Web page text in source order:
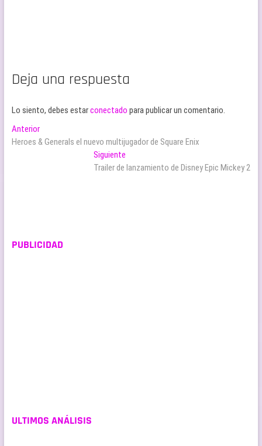
Deja una respuesta
Lo siento, debes estarconectado para publicar un comentario.
Navegación
de
AnteriorEntrada
anterior:
Heroes & Generals el nuevo multijugador de Square Enix
Siguiente
siguiente:
Trailer de lanzamiento de Disney Epic Mickey 2
PUBLICIDAD
ULTIMOS ANÁLISIS